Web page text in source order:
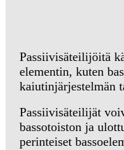
Passiivisäteilijöitä
elementin, kuten
kaiutinjärjestelmän
Passiivisäteilijät
bassotoiston ja
perinteiset